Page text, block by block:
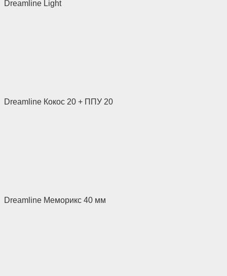
Dreamline Light
Dreamline Кокос 20 + ППУ 20
Dreamline Меморикс 40 мм